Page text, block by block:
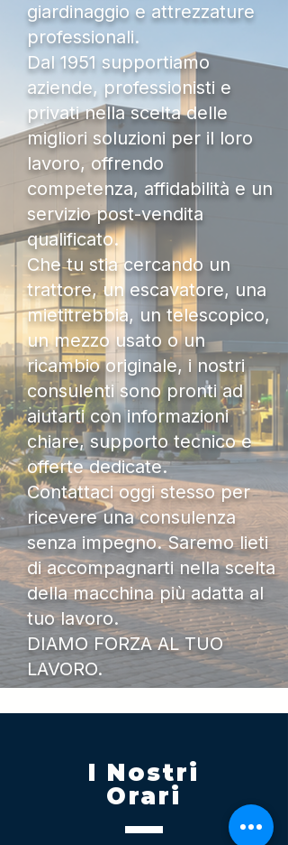
giardinaggio e attrezzature
professionali.
Dal 1951 supportiamo
aziende, professionisti e
privati nella scelta delle
migliori soluzioni per il loro
lavoro, offrendo
competenza, affidabilità e un
servizio post-vendita
qualificato.
Che tu stia cercando un
trattore, un escavatore, una
mietitrebbia, un telescopico,
un mezzo usato o un
ricambio originale, i nostri
consulenti sono pronti ad
aiutarti con informazioni
chiare, supporto tecnico e
offerte dedicate.
Contattaci oggi stesso per
ricevere una consulenza
senza impegno. Saremo lieti
di accompagnarti nella scelta
della macchina più adatta al
tuo lavoro.
DIAMO FORZA AL TUO
LAVORO.
I Nostri
Orari